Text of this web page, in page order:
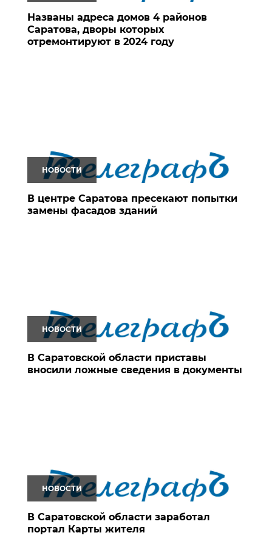
Названы адреса домов 4 районов
Саратова, дворы которых
отремонтируют в 2024 году
НОВОСТИ
В центре Саратова пресекают попытки
замены фасадов зданий
НОВОСТИ
В Саратовской области приставы
вносили ложные сведения в документы
НОВОСТИ
В Саратовской области заработал
портал Карты жителя